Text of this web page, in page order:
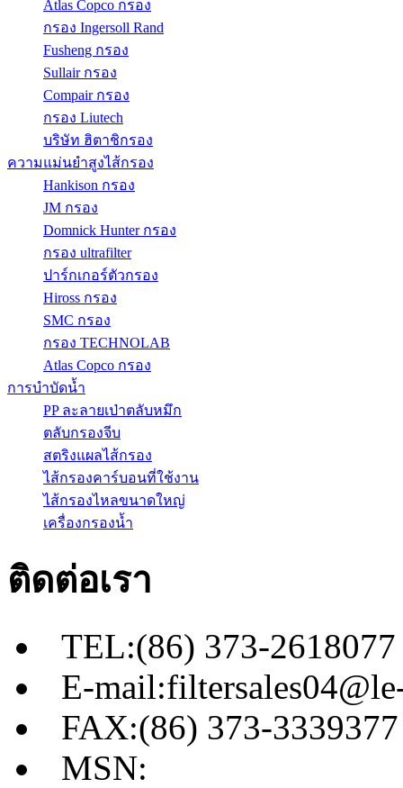
Atlas Copco กรอง
กรอง Ingersoll Rand
Fusheng กรอง
Sullair กรอง
Compair กรอง
กรอง Liutech
บริษัท ฮิตาชิกรอง
ความแม่นยำสูงไส้กรอง
Hankison กรอง
JM กรอง
Domnick Hunter กรอง
กรอง ultrafilter
ปาร์กเกอร์ตัวกรอง
Hiross กรอง
SMC กรอง
กรอง TECHNOLAB
Atlas Copco กรอง
การบำบัดน้ำ
PP ละลายเป่าตลับหมึก
ตลับกรองจีบ
สตริงแผลไส้กรอง
ไส้กรองคาร์บอนที่ใช้งาน
ไส้กรองไหลขนาดใหญ่
เครื่องกรองน้ำ
ติดต่อเรา
TEL:(86) 373-2618077
E-
FAX:(86) 373-3339377
MSN: